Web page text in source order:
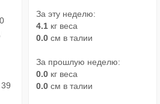
За эту неделю:
4.1 кг веса
0.0 см в талии
За прошлую неделю:
0.0 кг веса
0.0 см в талии